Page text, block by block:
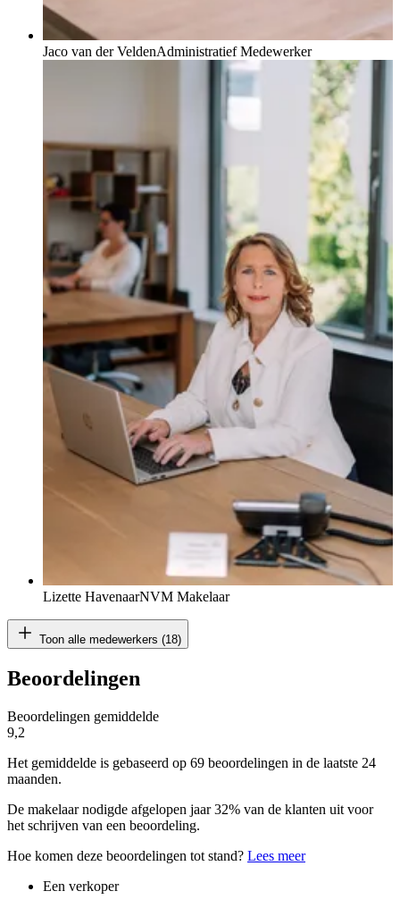
Jaco van der VeldenAdministratief Medewerker
Lizette HavenaarNVM Makelaar
Toon alle medewerkers (18)
Beoordelingen
Beoordelingen gemiddelde
9,2
Het gemiddelde is gebaseerd op 69 beoordelingen in de laatste 24
maanden.
De makelaar nodigde afgelopen jaar 32% van de klanten uit voor
het schrijven van een beoordeling.
Hoe komen deze beoordelingen tot stand? Lees meer
Een verkoper